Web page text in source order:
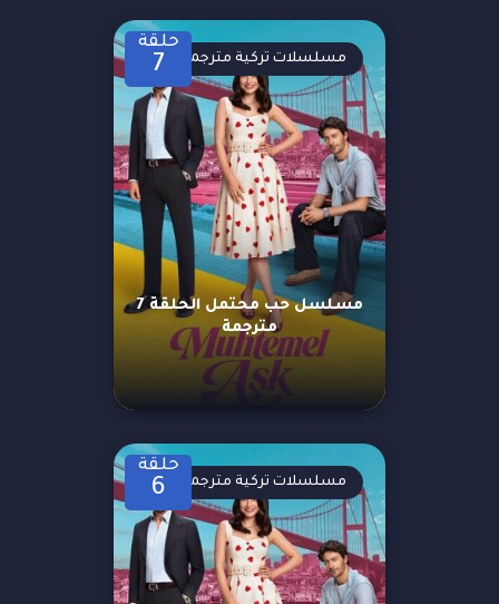
حلقة
7
مسلسل حب محتمل الحلقة 7
مترجمة
مسلسلات تركية مترجمة
حلقة
6 مسلسلات تركية مترجمة